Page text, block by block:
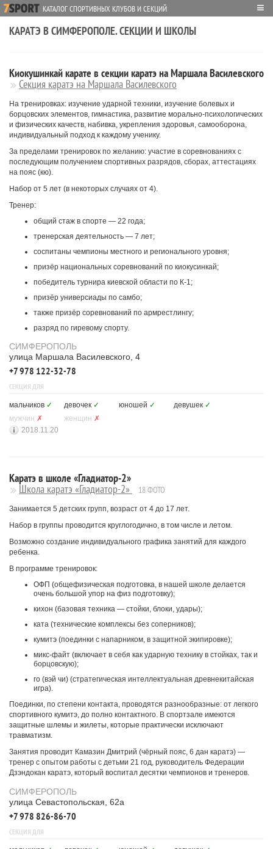
КАТАЛОГ СПОРТИВНЫХ КЛУБОВ И СЕКЦИЙ ≡
КАРАТЭ В СИМФЕРОПОЛЕ. СЕКЦИИ И ШКОЛЫ
Киокушинкай карате в секции каратэ на Маршала Василевского
Секция каратэ на Маршала Василевского
На тренировках: изучение ударной техники, изучение болевых и
борцовских элементов, гимнастика, развитие морально-психологических
и физических качеств, набивка, укрепления здоровья, самооборона,
индивидуальный подход к каждому ученику.
За пределами тренировок по желанию: участие в соревнованиях с
последующим получением спортивных разрядов, сборах, аттестациях
на пояс (кю).
Набор от 5 лет (в некоторых случаях от 4).
Тренер:
общий стаж в спорте — 22 года;
тренерская деятельность — 7 лет;
соспитаны чемпионы местного и регионального уровня;
призёр национальных соревнований по киокусинкай;
победитель турнира киевской области по К-1;
призёр универсиады по самбо;
также призёр соревнований по армрестлингу;
разряд по гиревому спорту.
СИМФЕРОПОЛЬ
улица Маршала Василевского, 4
+7 978 122-32-78
СЕКЦИЯ ДЛЯ
мальчиков ✓ девочек ✓ юношей ✓ девушек ✓
мужчин ✗ женщин ✗
2018.11.20
Каратэ в школе «Гладиатор-2»
Школа каратэ «Гладиатор-2» 18 ФОТО
Занимается 5 детских групп, возраст от 4 до 17 лет.
Набор в группы проводится круглогодично, в том числе и летом.
Возможно создание индивидуального графика занятий для каждого
ребенка.
В программе тренировок:
ОФП (общефизическая подготовка, в нашей школе делается
очень большой упор на физ подготовку);
кихон (базовая техника — стойки, блоки, удары);
ката (технические комплексы без соперников);
кумитэ (поединки с напарником, в защитной экипировке);
микс-файт (включает в себя как ударную технику в стойках, так и
борцовскую);
го (вэй чи) (стратегическая интеллектуальная древнекитайская
игра).
Поединки, по степени контакта, проводятся разнообразные: от легкого
спортивного кумитэ, до полно контактного. В спортзале имеются
защитные шлемы и жилеты, которые практически исключают
травматизм.
Занятия проводит Камазин Дмитрий (чёрный пояс, 6 дан каратэ) —
тренер с опытом работы с детьми 21 год, руководитель Федерации
Дзэндокан каратэ, который воспитал десятки чемпионов и тренеров.
СИМФЕРОПОЛЬ
улица Севастопольская, 62а
+7 978 826-86-70
СЕКЦИЯ ДЛЯ